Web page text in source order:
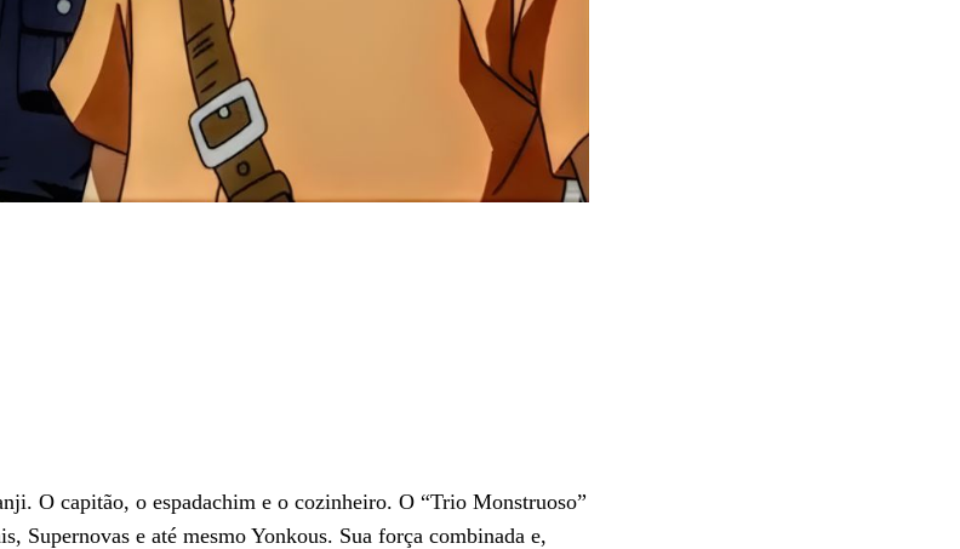
O capitão, o espadachim e o cozinheiro. O “Trio Monstruoso”
Supernovas e até mesmo Yonkous. Sua força combinada e,